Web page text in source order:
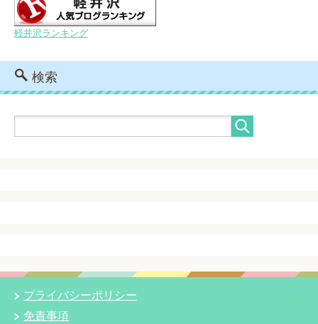
軽井沢ランキング
検索
プライバシーポリシー
免責事項